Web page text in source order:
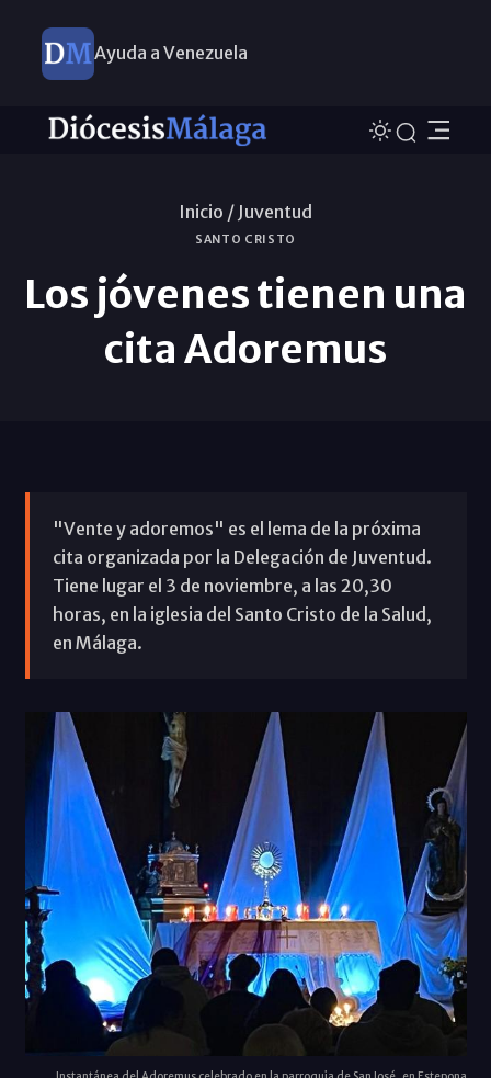
Ayuda a Venezuela
Inicio / Juventud
SANTO CRISTO
Los jóvenes tienen una
cita Adoremus
"Vente y adoremos" es el lema de la próxima
cita organizada por la Delegación de Juventud.
Tiene lugar el 3 de noviembre, a las 20,30
horas, en la iglesia del Santo Cristo de la Salud,
en Málaga.